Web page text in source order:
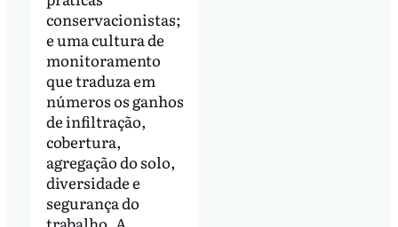
conservacionistas;
e uma cultura de
monitoramento
que traduza em
números os ganhos
de infiltração,
cobertura,
agregação do solo,
diversidade e
segurança do